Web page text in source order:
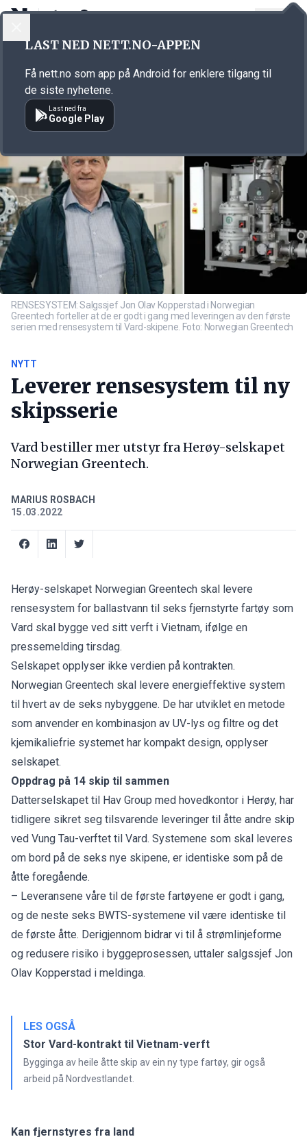
Annonsørinnhold
RENSESYSTEM: Salgssjef Jon Olav Kopperstad i Norwegian
Greentech forteller at de er godt i gang med leveringen av den første
serien med rensesystem til Vard-skipene. Foto: Norwegian Greentech
NYTT
Leverer rensesystem til ny
skipsserie
Vard bestiller mer utstyr fra Herøy-selskapet
Norwegian Greentech.
MARIUS ROSBACH
15.03.2022
Herøy-selskapet Norwegian Greentech skal levere
rensesystem for ballastvann til seks fjernstyrte fartøy som
Vard skal bygge ved sitt verft i Vietnam, ifølge en
pressemelding tirsdag.
Selskapet opplyser ikke verdien på kontrakten.
Norwegian Greentech skal levere energieffektive system
til hvert av de seks nybyggene. De har utviklet en metode
som anvender en kombinasjon av UV-lys og filtre og det
kjemikaliefrie systemet har kompakt design, opplyser
selskapet.
Oppdrag på 14 skip til sammen
Datterselskapet til Hav Group med hovedkontor i Herøy, har
tidligere sikret seg tilsvarende leveringer til åtte andre skip
ved Vung Tau-verftet til Vard. Systemene som skal leveres
om bord på de seks nye skipene, er identiske som på de
åtte foregående.
– Leveransene våre til de første fartøyene er godt i gang,
og de neste seks BWTS-systemene vil være identiske til
de første åtte. Derigjennom bidrar vi til å strømlinjeforme
og redusere risiko i byggeprosessen, uttaler salgssjef Jon
Olav Kopperstad i meldinga.
LES OGSÅ
Stor Vard-kontrakt til Vietnam-verft
Bygginga av heile åtte skip av ein ny type fartøy, gir også
arbeid på Nordvestlandet.
Kan fjernstyres fra land
LAST NED NETT.NO-APPEN
Få nett.no som app på Android for enklere tilgang til
de siste nyhetene.
Last ned fra
Google Play